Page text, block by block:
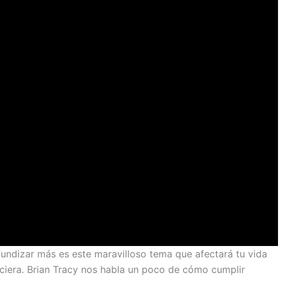
más es este maravilloso tema que afectará tu vida
Brian Tracy nos habla un poco de cómo cumplir